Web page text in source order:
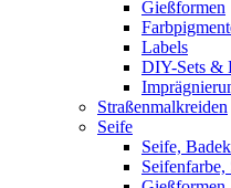
Gießformen
Labels
DIY-Sets &
Straßenmalkreiden
Seife
Seife,